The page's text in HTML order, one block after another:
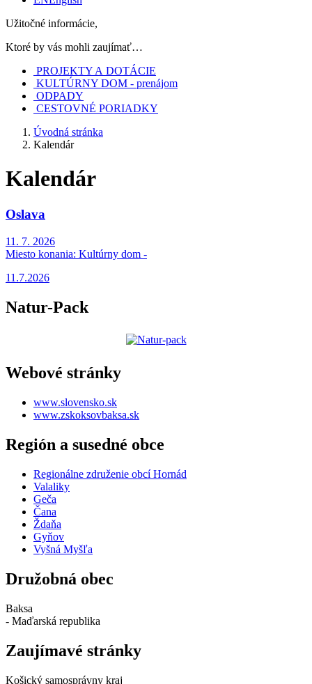
Užitočné informácie,
Ktoré by vás mohli zaujímať…
PROJEKTY A DOTÁCIE
KULTÚRNY DOM - prenájom
ODPADY
CESTOVNÉ PORIADKY
Úvodná stránka
Kalendár
Kalendár
Oslava
11. 7. 2026
Miesto konania: Kultúrny dom -
11.7.2026
Natur-Pack
Webové stránky
www.slovensko.sk
www.zskoksovbaksa.sk
Región a susedné obce
Regionálne združenie obcí Hornád
Valaliky
Geča
Čana
Ždaňa
Gyňov
Vyšná Myšľa
Družobná obec
Baksa
- Maďarská republika
Zaujímavé stránky
Košický samosprávny kraj